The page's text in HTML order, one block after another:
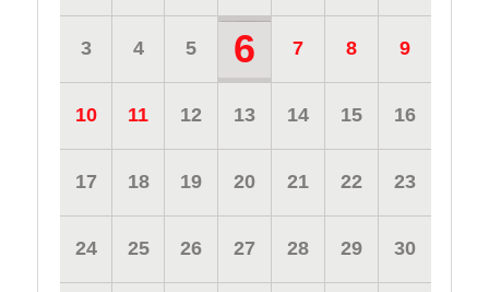
3 4 5 6 7 8 9
10 11 12 13 14 15 16
17 18 19 20 21 22 23
24 25 26 27 28 29 30